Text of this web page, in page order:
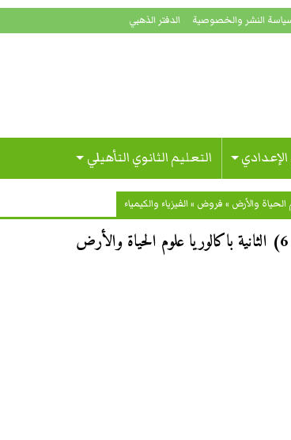
النشر والخصوصية الدفتر الذهبي
الإعدادي التعليم الثانوي التأهيلي
والأرض » فروض »الفيزياء والكيمياء